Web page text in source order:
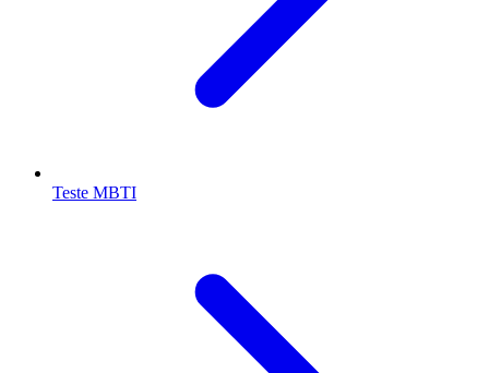
Teste MBTI